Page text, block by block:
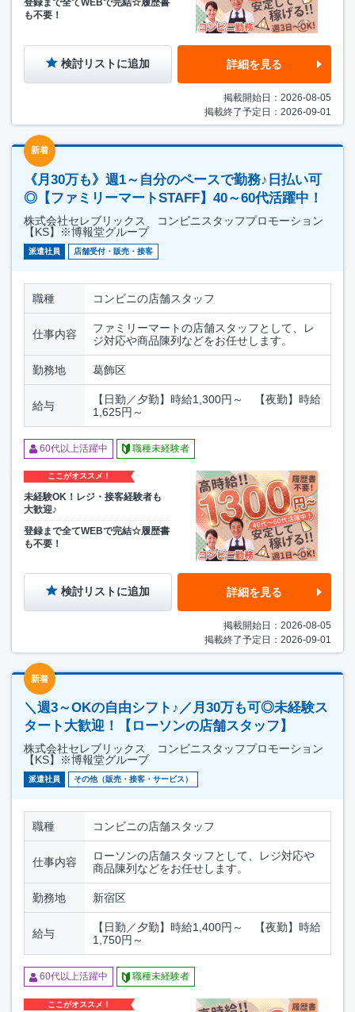
登録まで全てWEBで完結☆履歴書
も不要！
検討リストに追加 詳細を見る
掲載開始日：2026-08-05
掲載終了予定日：2026-09-01
新着
《月30万も》週1～自分のペースで勤務♪日払い可
◎【ファミリーマートSTAFF】40～60代活躍中！
株式会社セレブリックス コンビニスタッフプロモーション
【KS】※博報堂グループ
派遣社員 店舗受付・販売・接客
職種 コンビニの店舗スタッフ
仕事内容
ファミリーマートの店舗スタッフとして、レ
ジ対応や商品陳列などをお任せします。
勤務地 葛飾区
給与
【日勤／夕勤】時給1,300円～ 【夜勤】時給
1,625円～
60代以上活躍中 職種未経験者
ここがオススメ！
未経験OK！レジ・接客経験者も
大歓迎♪
登録まで全てWEBで完結☆履歴書
も不要！
検討リストに追加 詳細を見る
掲載開始日：2026-08-05
掲載終了予定日：2026-09-01
新着
＼週3～OKの自由シフト♪／月30万も可◎未経験ス
タート大歓迎！【ローソンの店舗スタッフ】
株式会社セレブリックス コンビニスタッフプロモーション
【KS】※博報堂グループ
派遣社員 その他（販売・接客・サービス）
職種 コンビニの店舗スタッフ
仕事内容
ローソンの店舗スタッフとして、レジ対応や
商品陳列などをお任せします。
勤務地 新宿区
給与
【日勤／夕勤】時給1,400円～ 【夜勤】時給
1,750円～
60代以上活躍中 職種未経験者
ここがオススメ！